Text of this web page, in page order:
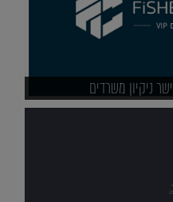
ניקיון משרדים